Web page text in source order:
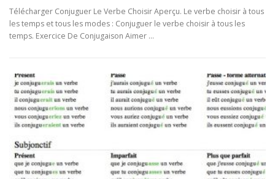
Télécharger Conjuguer Le Verbe Choisir Aperçu. Le verbe choisir à tous
les temps et tous les modes : Conjuguer le verbe choisir à tous les
temps. Exercice De Conjugaison Aimer …